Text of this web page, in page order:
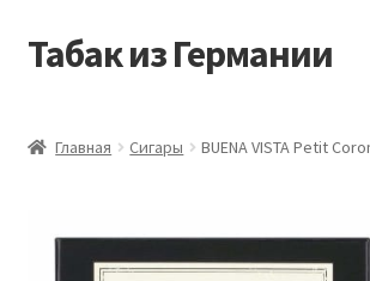
Перейти
Перейти
Табак из Германии
Блог
Главная Сигары BUENA VISTA Petit